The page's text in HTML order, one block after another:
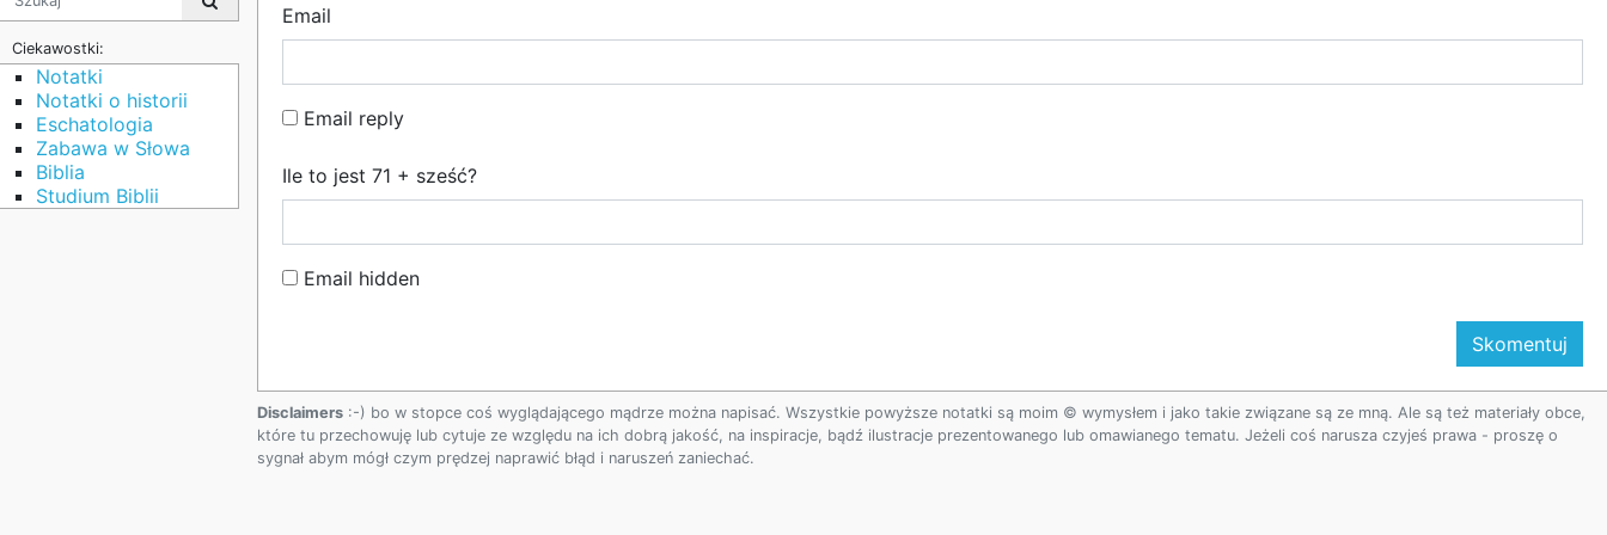
Ciekawostki:
Notatki
Notatki o historii
Eschatologia
Zabawa w Słowa
Biblia
Studium Biblii
Email
Email reply
Ile to jest 71 + sześć?
Email hidden
Disclaimers :-) bo w stopce coś wyglądającego mądrze można napisać. Wszystkie powyższe notatki są moim © wymysłem i jako takie związane są ze mną. Ale są też materiały obce,
które tu przechowuję lub cytuje ze względu na ich dobrą jakość, na inspiracje, bądź ilustracje prezentowanego lub omawianego tematu. Jeżeli coś narusza czyjeś prawa - proszę o
sygnał abym mógł czym prędzej naprawić błąd i naruszeń zaniechać.